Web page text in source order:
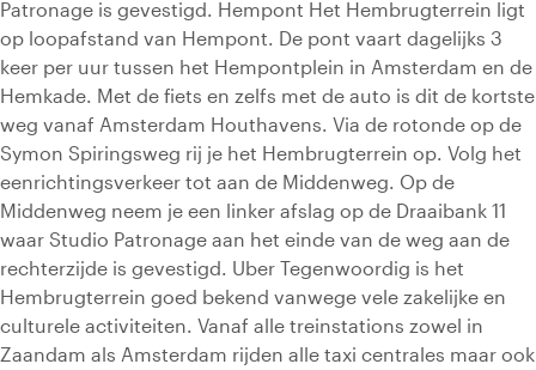
Patronage is gevestigd. Hempont Het Hembrugterrein ligt
op loopafstand van Hempont. De pont vaart dagelijks 3
keer per uur tussen het Hempontplein in Amsterdam en de
Hemkade. Met de fiets en zelfs met de auto is dit de kortste
weg vanaf Amsterdam Houthavens. Via de rotonde op de
Symon Spiringsweg rij je het Hembrugterrein op. Volg het
eenrichtingsverkeer tot aan de Middenweg. Op de
Middenweg neem je een linker afslag op de Draaibank 11
waar Studio Patronage aan het einde van de weg aan de
rechterzijde is gevestigd. Uber Tegenwoordig is het
Hembrugterrein goed bekend vanwege vele zakelijke en
culturele activiteiten. Vanaf alle treinstations zowel in
Zaandam als Amsterdam rijden alle taxi centrales maar ook